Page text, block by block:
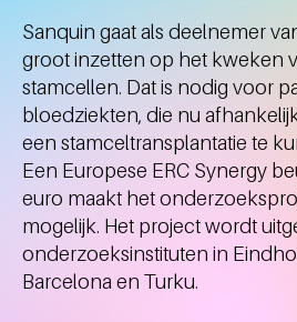
Sanquin gaat als deelnemer
groot inzetten op het kweken
stamcellen. Dat is nodig voor
bloedziekten, die nu
een stamceltransplantatie te
Een Europese ERC Synergy
euro maakt het
mogelijk. Het project wordt
onderzoeksinstituten in
Barcelona en Turku.